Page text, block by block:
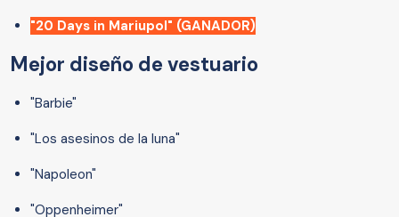
"20 Days in Mariupol" (GANADOR)
Mejor diseño de vestuario
"Barbie"
"Los asesinos de la luna"
"Napoleon"
"Oppenheimer"